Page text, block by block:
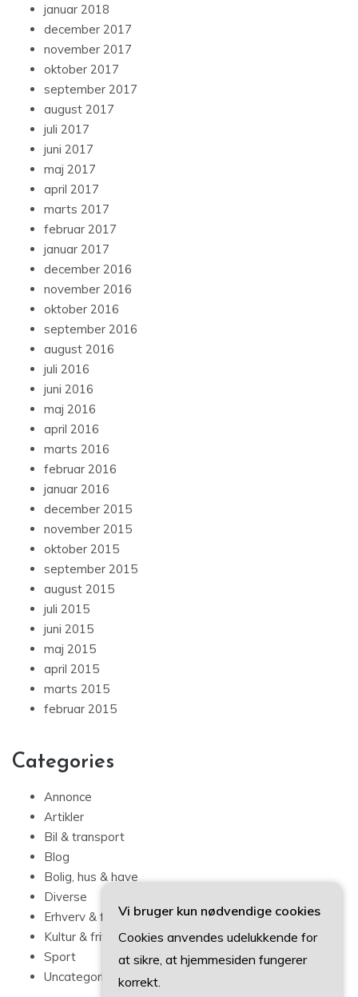
januar 2018
december 2017
november 2017
oktober 2017
september 2017
august 2017
juli 2017
juni 2017
maj 2017
april 2017
marts 2017
februar 2017
januar 2017
december 2016
november 2016
oktober 2016
september 2016
august 2016
juli 2016
juni 2016
maj 2016
april 2016
marts 2016
februar 2016
januar 2016
december 2015
november 2015
oktober 2015
september 2015
august 2015
juli 2015
juni 2015
maj 2015
april 2015
marts 2015
februar 2015
Categories
Annonce
Artikler
Bil & transport
Blog
Bolig, hus & have
Diverse
Erhverv & forbrug
Kultur & fritid
Sport
Uncategorized
Vi bruger kun nødvendige cookies
Cookies anvendes udelukkende for
at sikre, at hjemmesiden fungerer
korrekt.